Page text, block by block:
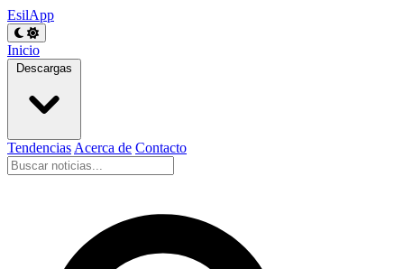
EsilApp
Inicio
Descargas
Tendencias Acerca de Contacto